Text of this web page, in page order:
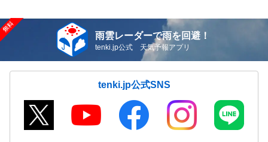
雨雲レーダーで雨を回避！
tenki.jp公式 天気予報アプリ
tenki.jp公式SNS